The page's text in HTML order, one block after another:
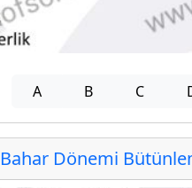
A B C
Dönemi